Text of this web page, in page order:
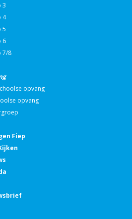
3
4
5
6
7/8
opvang
opvang
Fiep